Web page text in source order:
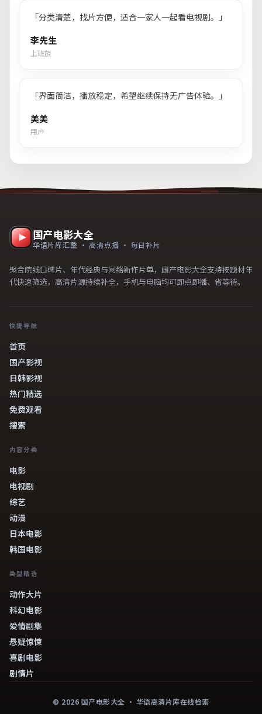
「分类清楚，找片方便，适合一家人一起看电视剧。 」
李先生
上班族
「界面简洁，播放稳定，希望继续保持无广告体验。 」
美美
用户
国产电影大全
华语片库汇整 · 高清点播 · 每日补片
聚合院线口碑片、年代经典与网络新作片单，国产电影大全支持按题材年
代快速筛选，高清片源持续补全，手机与电脑均可即点即播、省等待。
快捷导航
首页
国产影视
日韩影视
热门精选
免费观看
搜索
内容分类
电影
电视剧
综艺
动漫
日本电影
韩国电影
类型精选
动作大片
科幻电影
爱情剧集
悬疑惊悚
喜剧电影
剧情片
© 2026 国产电影大全 · 华语高清片库在线检索